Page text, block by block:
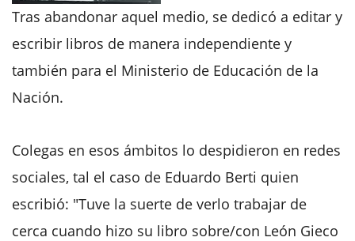
Tras abandonar aquel medio, se dedicó a editar y
escribir libros de manera independiente y
también para el Ministerio de Educación de la
Nación.
Colegas en esos ámbitos lo despidieron en redes
sociales, tal el caso de Eduardo Berti quien
escribió: "Tuve la suerte de verlo trabajar de
cerca cuando hizo su libro sobre/con León Gieco